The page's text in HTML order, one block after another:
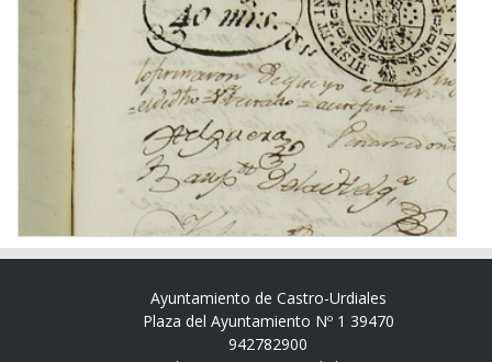
Ayuntamiento de Castro-Urdiales
Plaza del Ayuntamiento Nº 1 39470
942782900